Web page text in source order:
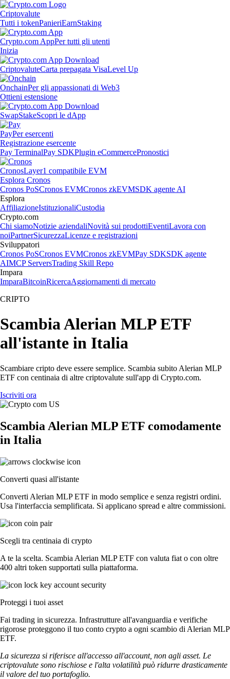
Criptovalute
Tutti i tokenPanieriEarnStaking
Crypto.com AppPer tutti gli utenti
Inizia
CriptovaluteCarta prepagata VisaLevel Up
OnchainPer gli appassionati di Web3
Ottieni estensione
SwapStakeScopri le dApp
PayPer esercenti
Registrazione esercente
Pay TerminalPay SDKPlugin eCommercePronostici
CronosLayer1 compatibile EVM
Esplora Cronos
Cronos PoSCronos EVMCronos zkEVMSDK agente AI
Esplora
AffiliazioneIstituzionaliCustodia
Crypto.com
Chi siamoNotizie aziendaliNovità sui prodottiEventiLavora con
noiPartnerSicurezzaLicenze e registrazioni
Sviluppatori
Cronos PoSCronos EVMCronos zkEVMPay SDKSDK agente
AIMCP ServersTrading Skill Repo
Impara
ImparaBitcoinRicercaAggiornamenti di mercato
CRIPTO
Scambia Alerian MLP ETF
all'istante in Italia
Scambiare cripto deve essere semplice. Scambia subito Alerian MLP
ETF con centinaia di altre criptovalute sull'app di Crypto.com.
Iscriviti ora
Scambia Alerian MLP ETF comodamente
in Italia
Converti quasi all'istante
Converti Alerian MLP ETF in modo semplice e senza registri ordini.
Usa l'interfaccia semplificata. Si applicano spread e altre commissioni.
Scegli tra centinaia di crypto
A te la scelta. Scambia Alerian MLP ETF con valuta fiat o con oltre
400 altri token supportati sulla piattaforma.
Proteggi i tuoi asset
Fai trading in sicurezza. Infrastrutture all'avanguardia e verifiche
rigorose proteggono il tuo conto crypto a ogni scambio di Alerian MLP
ETF.
La sicurezza si riferisce all'accesso all'account, non agli asset. Le
criptovalute sono rischiose e l'alta volatilità può ridurre drasticamente
il valore del tuo portafoglio.